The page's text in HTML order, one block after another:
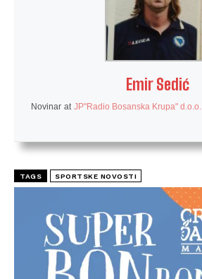
Emir Sedić
Novinar at JP"Radio Bosanska Krupa" d.o.o.
TAGS SPORTSKE NOVOSTI